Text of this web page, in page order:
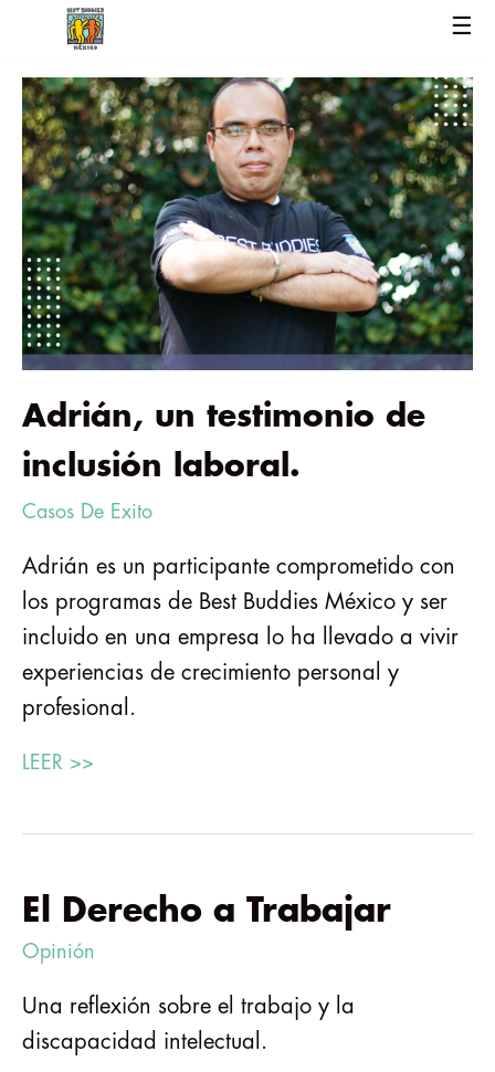
☰
Adrián, un testimonio de
inclusión laboral.
Casos De Exito
Adrián es un participante comprometido con
los programas de Best Buddies México y ser
incluido en una empresa lo ha llevado a vivir
experiencias de crecimiento personal y
profesional.
LEER >>
El Derecho a Trabajar
Opinión
Una reflexión sobre el trabajo y la
discapacidad intelectual.